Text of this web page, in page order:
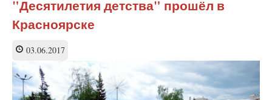
последствия
«Десятилетия
"Десятилетия детства" прошёл в
Красноярске
03.06.2017